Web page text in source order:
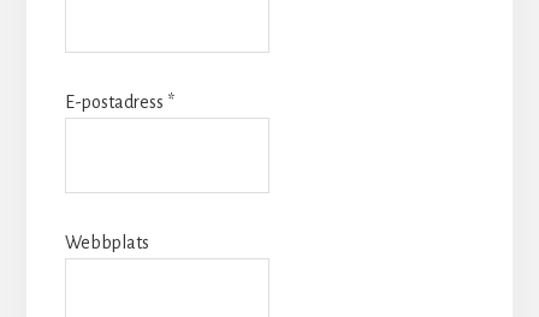
E-postadress *
Webbplats